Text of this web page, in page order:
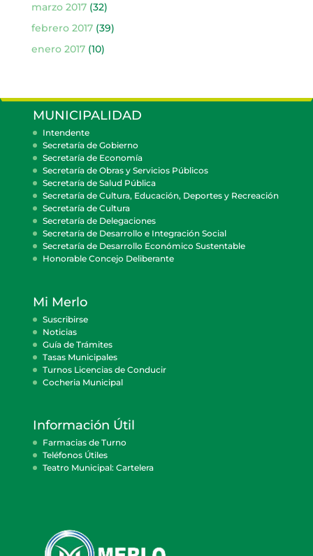
marzo 2017(32)
febrero 2017(39)
enero 2017(10)
MUNICIPALIDAD
Intendente
Secretaría de Gobierno
Secretaría de Economía
Secretaría de Obras y Servicios Públicos
Secretaría de Salud Pública
Secretaría de Cultura, Educación, Deportes y Recreación
Secretaría de Cultura
Secretaría de Delegaciones
Secretaría de Desarrollo e Integración Social
Secretaría de Desarrollo Económico Sustentable
Honorable Concejo Deliberante
Mi Merlo
Suscribirse
Noticias
Guía de Trámites
Tasas Municipales
Turnos Licencias de Conducir
Cocheria Municipal
Información Útil
Farmacias de Turno
Teléfonos Útiles
Teatro Municipal: Cartelera